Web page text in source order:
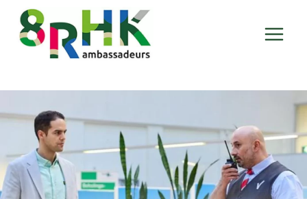
Doorgaan
naar
inhoud